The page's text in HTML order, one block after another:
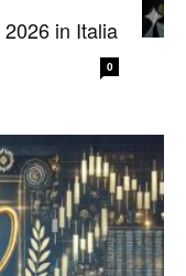
in Italia
0